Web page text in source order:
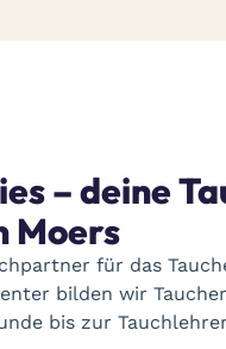
– deine
Moers
für das
bilden wir
bis zur